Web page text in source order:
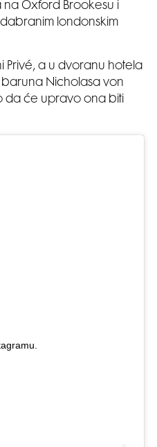
na Oxford Brookesu i
londonskim
Privé, a u dvoranu hotela
baruna Nicholasa von
da će upravo ona biti